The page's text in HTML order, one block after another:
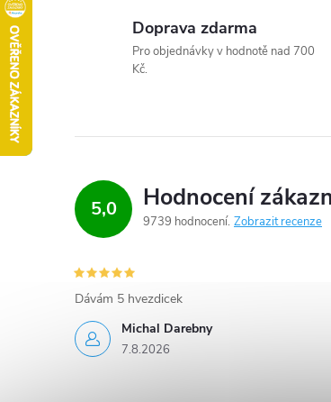
Doprava zdarma
Pro objednávky v hodnotě nad 700
Kč.
5,0 Hodnocení
9739 hodnocení Zobrazit recenze
Michal Darebny
7.8.2026
Dávám 5 hvezdicek